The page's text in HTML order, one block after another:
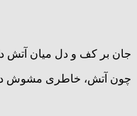
جان بر کف و دل میان آتش
چون آتش، خاطری مشوش